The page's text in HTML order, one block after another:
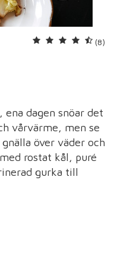
(8)
dagen snöar det
vårvärme, men se
över väder och
rostat kål, puré
gurka till